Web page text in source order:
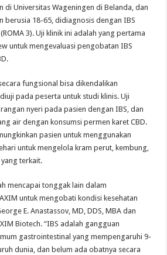
di Universitas Wageningen di Belanda, dan
berusia 18-65, didiagnosis dengan IBS
3). Uji klinik ini adalah yang pertama
untuk mengevaluasi pengobatan IBS
fungsional bisa dikendalikan
pada peserta untuk studi klinis. Uji
nyeri pada pasien dengan IBS, dan
air dengan konsumsi permen karet CBD.
pasien untuk menggunakan
untuk mengelola kram perut, kembung,
terkait.
mencapai tonggak lain dalam
untuk mengobati kondisi kesehatan
E. Anastassov, MD, DDS, MBA dan
Biotech. “IBS adalah gangguan
gastrointestinal yang mempengaruhi 9-
dunia, dan belum ada obatnya secara